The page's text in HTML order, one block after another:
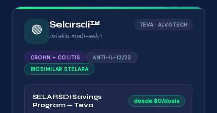
🟢 Selarsdi™
ustekinumab-aekn
TEVA · ALVOTECH
CROHN + COLITIS
ANTI-IL-12/23
BIOSIMILAR STELARA
SELARSDI Savings
Program — Teva
desde $0/dosis